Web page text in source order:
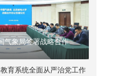
气象局签署战略合作
育系统全面从严治党工作